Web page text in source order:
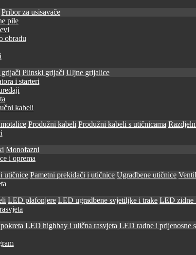
Pribor za usisavače
pile
obradu
Plinski grijači Uljne grijalice
i starteri
kabeli
Produžni kabeli Produžni kabeli s utičnicama
Monofazni
i oprema
utičnice Pametni prekidači i utičnice Ugradbene utičnice
LED plafonjere LED ugradbene svjetiljke i trake LED zidne
LED highbay i ulična rasvjeta LED radne i prijenosne